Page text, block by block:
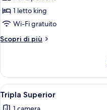
per
Doppia
Signature
1 letto king
Wi-Fi gratuito
Scopri di più
Altri
Signature
Apri
tutte
4
Tripla Superior